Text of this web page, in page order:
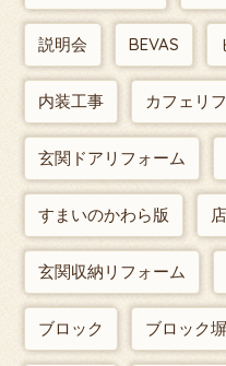
説明会 BEVAS
内装工事 カフェリ
玄関ドアリフォーム
すまいのかわら版
玄関収納リフォーム
ブロック ブロック塀